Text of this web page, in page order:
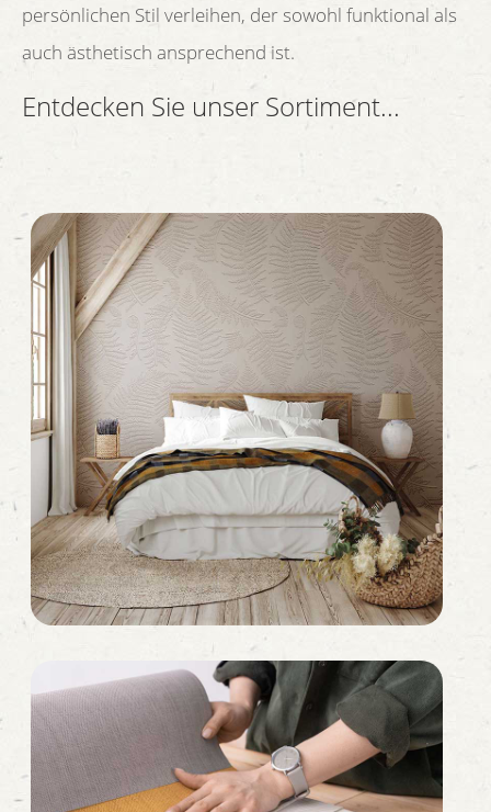
persönlichen Stil verleihen, der sowohl funktional als
auch ästhetisch ansprechend ist.
Entdecken Sie unser Sortiment...